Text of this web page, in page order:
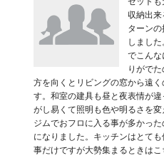
収納出来
ターン
しまし
でこんな
りがで
方を向くとリビングの窓から遠
す。和室の建具も昼と夜表情が
がし易くて照明も色や明るさを
ジムでおフロに入る事が多かっ
になりました。キッチンはとて
事だけですが大勢集まるときは